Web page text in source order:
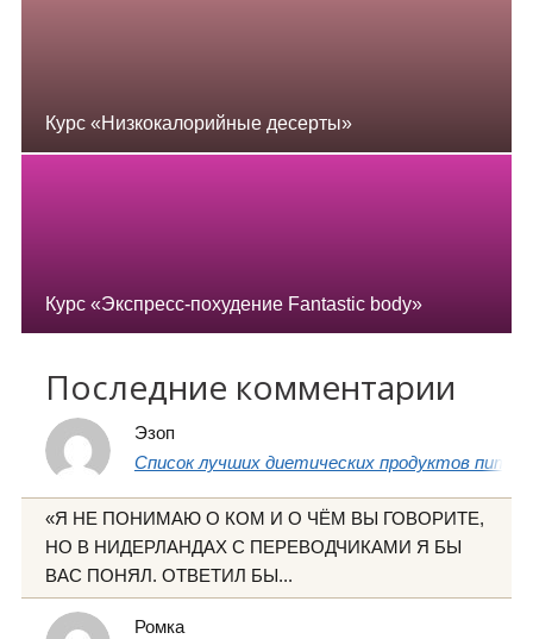
Курс «Низкокалорийные десерты»
Курс «Экспресс-похудение Fantastic body»
Последние комментарии
Эзоп
Список лучших диетических продуктов
«Я НЕ ПОНИМАЮ О КОМ И О ЧЁМ ВЫ ГОВОРИТЕ,
НО В НИДЕРЛАНДАХ С ПЕРЕВОДЧИКАМИ Я БЫ
ВАС ПОНЯЛ. ОТВЕТИЛ БЫ...
Ромка